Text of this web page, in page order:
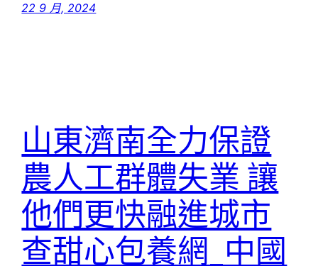
22 9 月, 2024
山東濟南全力保證
農人工群體失業 讓
他們更快融進城市
查甜心包養網_中國